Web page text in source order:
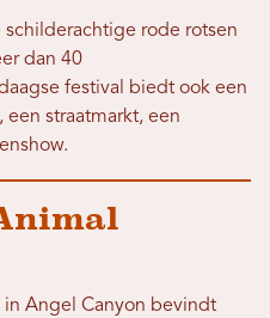
schilderachtige rode rotsen
dan 40
festival biedt ook een
straatmarkt, een
Angel Canyon bevindt